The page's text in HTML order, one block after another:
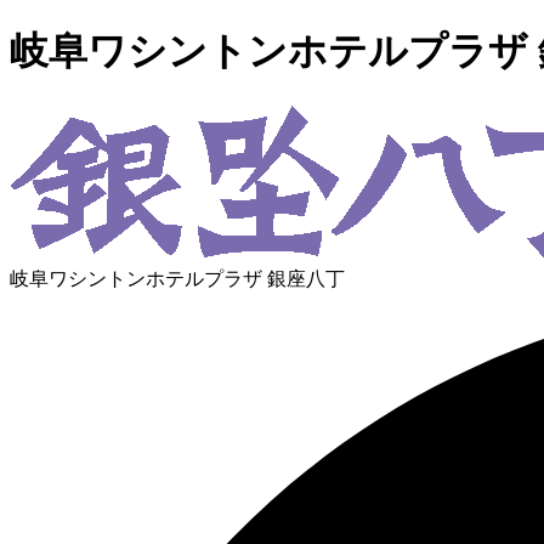
岐阜ワシントンホテルプラザ
岐阜ワシントンホテルプラザ 銀座八丁